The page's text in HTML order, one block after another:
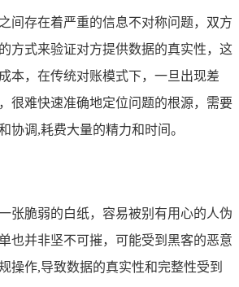
间存在着严重的信息不对称问题，双方
方式来验证对方提供数据的真实性，这
本，在传统对账模式下，一旦出现差
很难快速准确地定位问题的根源，需要
协调,耗费大量的精力和时间。
张脆弱的白纸，容易被别有用心的人伪
也并非坚不可摧，可能受到黑客的恶意
操作,导致数据的真实性和完整性受到